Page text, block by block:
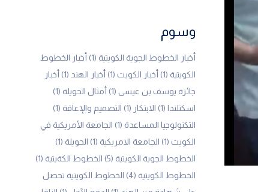
وسوم
أخبار الخطوط الجوية الكويتية (1)
أخبار الخطوط
الكويتية (1) أخبار الكويت (1) أخبار الهند (1)
أخبار
جائزة يوسف بن عيسى (1) أمثال الحويلة (1)
اسكتلندا (1) الابتكار (1) التصميم والإعاقة (1)
التكنولوجيا المساعدة (1)
الجامعة الأمريكية في
الكويت (1) الجامعة الامريكية (1) الحويلة (1)
الخطوط الجوية الكويتية (5) الخطوط الكةيتية (1)
الخطوط الكويتية (4)
الخطوط الكويتية تحصل